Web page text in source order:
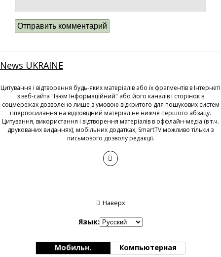
News UKRAINE
Цитування і відтворення будь-яких матеріалів або їх фрагментів в Інтернеті
з веб-сайта "Ізюм Інформаційний" або його каналів і сторінок в
соцмережах дозволено лише з умовою відкритого для пошукових систем
гіперпосилання на відповідний матеріал не нижче першого абзацу.
Цитування, використання і відтворення матеріалів в оффлайн-медіа (в т.ч.
друкованих виданнях), мобільних додатках, SmartTV можливо тільки з
письмового дозволу редакції.
Наверх
Язык:
Мобильн. Компьютерная